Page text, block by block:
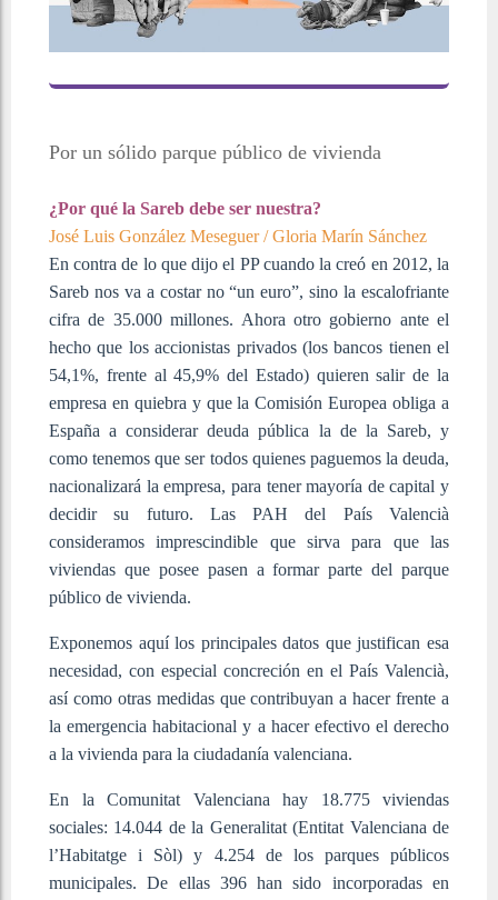
Por un sólido parque público de vivienda
¿Por qué la Sareb debe ser nuestra?
José Luis González Meseguer /Gloria Marín Sánchez
En contra de lo que dijo el PP cuando la creó en 2012, la
Sareb nos va a costar no “un euro”, sino la escalofriante
cifra de 35.000 millones. Ahora otro gobierno ante el
hecho que los accionistas privados (los bancos tienen el
54,1%, frente al 45,9% del Estado) quieren salir de la
empresa en quiebra y que la Comisión Europea obliga a
España a considerar deuda pública la de la Sareb, y
como tenemos que ser todos quienes paguemos la deuda,
nacionalizará la empresa, para tener mayoría de capital y
decidir su futuro. Las PAH del País Valencià
consideramos imprescindible que sirva para que las
viviendas que posee pasen a formar parte del parque
público de vivienda.
Exponemos aquí los principales datos que justifican esa
necesidad, con especial concreción en el País Valencià,
así como otras medidas que contribuyan a hacer frente a
la emergencia habitacional y a hacer efectivo el derecho
a la vivienda para la ciudadanía valenciana.
En la Comunitat Valenciana hay 18.775 viviendas
sociales: 14.044 de la Generalitat (Entitat Valenciana de
l’Habitatge i Sòl) y 4.254 de los parques públicos
municipales. De ellas 396 han sido incorporadas en